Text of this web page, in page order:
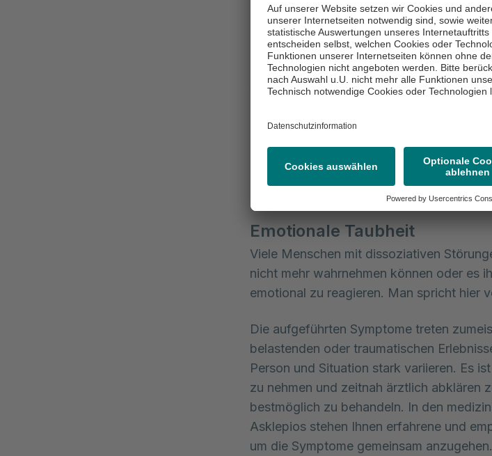
unterscheiden sich jedoch in wichtigen
nach stressigen oder belastenden
einem Gedächtnisverlust für die Dauer
Verlust der Kontrolle über
„Erstarrung“) zeigen: Die Person ist
äußere Reize wie Licht, Geräusche oder
betroffene Person jedoch nicht
Emotionale Taubheit
Viele Menschen mit dissoziativen
nicht mehr wahrnehmen können oder es
emotional zu reagieren. Man spricht hier
Die aufgeführten Symptome treten
belastenden oder traumatischen
Person und Situation stark variieren. Es
zu nehmen und zeitnah ärztlich abklären
bestmöglich zu behandeln. In den
Asklepios stehen Ihnen erfahrene und
um die Symptome gemeinsam anzugehen.